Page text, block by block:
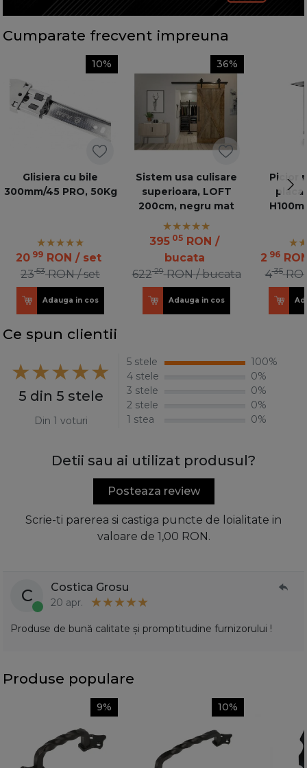
Cumparate frecvent impreuna
10%
Glisiera cu bile
300mm/45 PRO, 50Kg
2099 RON / set
2353 RON / set
Adauga in cos
36%
Sistem usa culisare
superioara, LOFT
200cm, negru mat
395 05 RON /
bucata
62229 RON / bucata
Adauga in cos
Picior
placa
2 96
435
Ce spun clientii
5 din 5 stele
Din 1 voturi
5 stele
100%
4 stele
0%
3 stele
0%
2 stele
0%
1 stea
0%
Detii sau ai utilizat produsul?
Posteaza review
Scrie-ti parerea si castiga puncte de loialitate in
valoare de 1,00 RON.
C Costica Grosu
20 apr.
Produse de bună calitate și promptitudine furnizorului !
Produse populare
9% 10%